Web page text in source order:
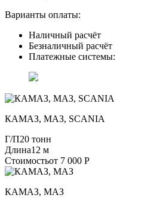
Варианты оплаты:
Наличный расчёт
Безналичный расчёт
Платежные системы:
КАМАЗ, МАЗ, SCANIA
Г/П20 тонн
Длина12 м
Стоимостьот 7 000 Р
КАМАЗ, МАЗ